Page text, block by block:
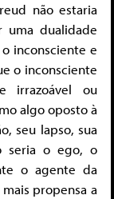
não estaria
uma dualidade
inconsciente e
o inconsciente
irrazoável ou
algo oposto à
seu lapso, sua
seria o ego, o
o agente da
propensa a